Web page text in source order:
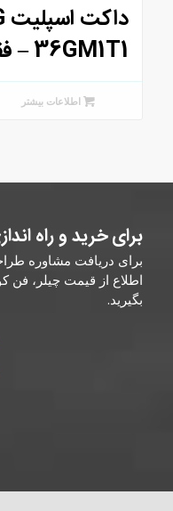
36GM1T1 – فقط سرد
اطلاعات بیشتر
برای خرید و راه
برای دریافت مشاوره
اطلاع از قیمت چیلر، فن
بگیرید.